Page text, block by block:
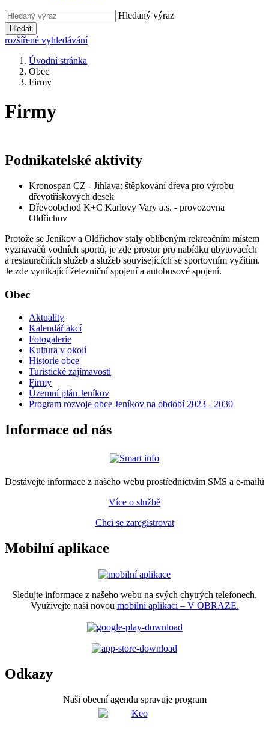
Hledaný výraz
Hledat
rozšířené vyhledávání
Úvodní stránka
Obec
Firmy
Firmy
Podnikatelské aktivity
Kronospan CZ - Jihlava: štěpkování dřeva pro výrobu
dřevotřískových desek
Dřevoobchod K+C Karlovy Vary a.s. - provozovna
Oldřichov
Protože se Jeníkov a Oldřichov staly oblíbeným rekreačním místem
vyznavačů vodních sportů, je zde prostor pro nabídku ubytovacích
a restauračních služeb a služeb souvisejících se sportovním vyžitím.
Je zde vynikající železniční spojení a autobusové spojení.
Obec
Aktuality
Kalendář akcí
Fotogalerie
Kultura v okolí
Historie obce
Turistické zajímavosti
Firmy
Územní plán Jeníkov
Program rozvoje obce Jeníkov na období 2023 - 2030
Informace od nás
Dostávejte informace z našeho webu prostřednictvím SMS a e-mailů
Více o službě
Chci se zaregistrovat
Mobilní aplikace
Sledujte informace z našeho webu na svých chytrých telefonech.
Využívejte naši novou mobilní aplikaci – V OBRAZE.
Odkazy
Naši obecní agendu spravuje program